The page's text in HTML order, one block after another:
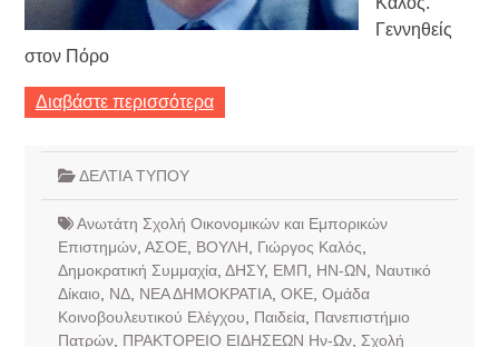
Γεννηθείς
στον Πόρο
Διαβάστε περισσότερα
ΔΕΛΤΙΑ ΤΥΠΟΥ
Ανωτάτη Σχολή Οικονομικών και Εμπορικών
Επιστημών, ΑΣΟΕ, ΒΟΥΛΗ Γιώργος Καλός
Δημοκρατική Συμμαχία, ΔΗΣΥ, ΕΜΠ ΗΝ-ΩΝ
Ναυτικό
Δίκαιο
ΝΔ, ΝΕΑ ΔΗΜΟΚΡΑΤΙΑ, ΟΚΕ, Ομάδα
Κοινοβουλευτικού Ελέγχου
Παιδεία, Πανεπιστήμιο
Πατρών, ΠΡΑΚΤΟΡΕΙΟ ΕΙΔΗΣΕΩΝ Ην-Ων, Σχολή